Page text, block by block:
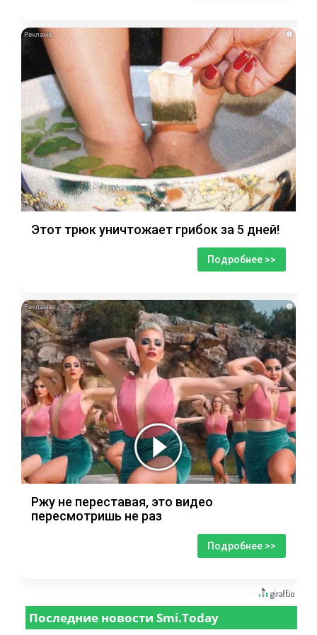
i
Этот трюк уничтожает грибок за 5 дней!
Подробнее >>
i
Ржу не переставая, это видео
пересмотришь не раз
Подробнее >>